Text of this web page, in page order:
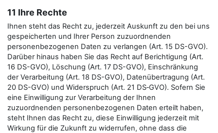
11 Ihre Rechte
Ihnen steht das Recht zu, jederzeit Auskunft zu den bei uns
gespeicherten und Ihrer Person zuzuordnenden
personenbezogenen Daten zu verlangen (Art. 15 DS-GVO).
Darüber hinaus haben Sie das Recht auf Berichtigung (Art.
16 DS-GVO), Löschung (Art. 17 DS-GVO), Einschränkung
der Verarbeitung (Art. 18 DS-GVO), Datenübertragung (Art.
20 DS-GVO) und Widerspruch (Art. 21 DS‑GVO). Sofern Sie
eine Einwilligung zur Verarbeitung der Ihnen
zuzuordnenden personenbezogenen Daten erteilt haben,
steht Ihnen das Recht zu, diese Einwilligung jederzeit mit
Wirkung für die Zukunft zu widerrufen, ohne dass die